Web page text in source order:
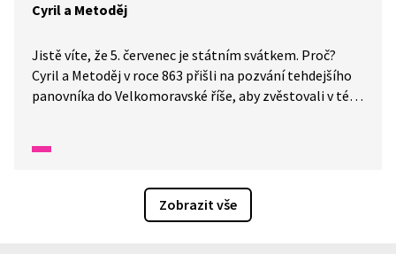
Cyril a Metoděj
Jistě víte, že 5. červenec je státním svátkem. Proč?
Cyril a Metoděj v roce 863 přišli na pozvání tehdejšího
panovníka do Velkomoravské říše, aby zvěstovali v té
spisy do staroslověnštiny.
Zobrazit vše